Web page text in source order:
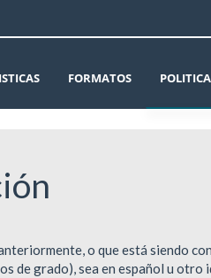
FORMATOS
o que está siendo
de grado), sea en español u otro